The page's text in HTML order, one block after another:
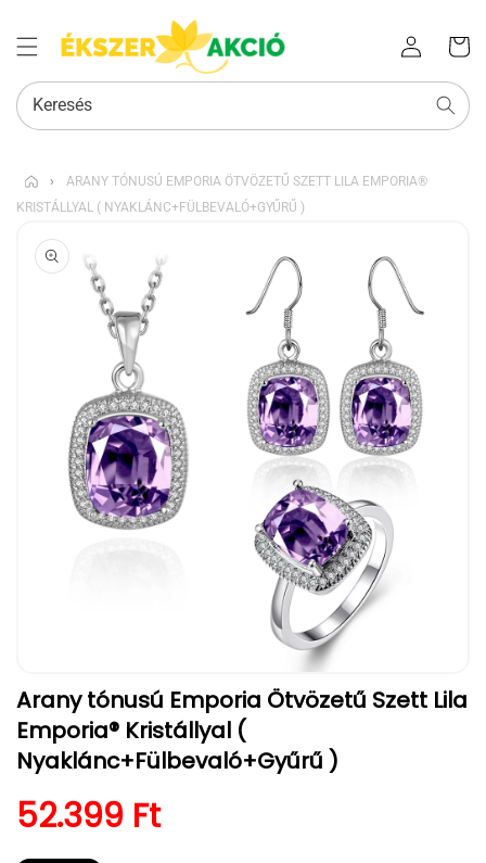
Bejelentkezés
kosara
Keresés
›
ARANY TÓNUSÚ EMPORIA ÖTVÖZETŰ SZETT LILA EMPORIA®
KRISTÁLLYAL ( NYAKLÁNC+FÜLBEVALÓ+GYŰRŰ )
UGRÁS A
TERMÉKADATOKRA
médiafájl
megnyitása
a
modális
párbeszédpanelen
Arany tónusú Emporia Ötvözetű Szett Lila
Emporia® Kristállyal (
Nyaklánc+Fülbevaló+Gyűrű )
Normál ár
52.399 Ft